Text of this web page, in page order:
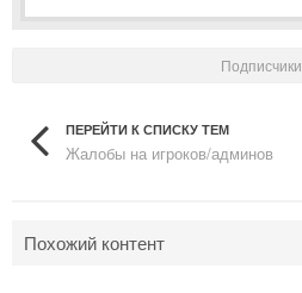
Подписчики
ПЕРЕЙТИ К СПИСКУ ТЕМ
Жалобы на игроков/админов
Похожий контент